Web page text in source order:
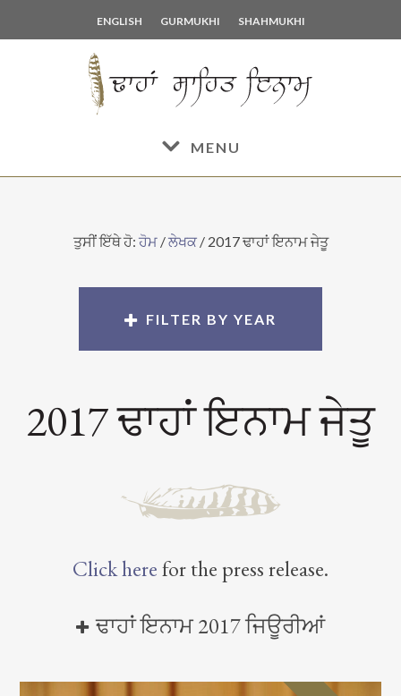
to
to
ENGLISH GURMUKHI SHAHMUKHI
MENU
ਤੁਸੀਂ ਇੱਥੇ ਹੋ: ਹੋਮ/ਲੇਖਕ/ 2017 ਢਾਹਾਂ ਇਨਾਮ ਜੇਤੂ
FILTER BY YEAR
2017 ਢਾਹਾਂ ਇਨਾਮ ਜੇਤੂ
Click herefor the press release.
ਢਾਹਾਂ ਇਨਾਮ 2017 ਜਿਊਰੀਆਂ